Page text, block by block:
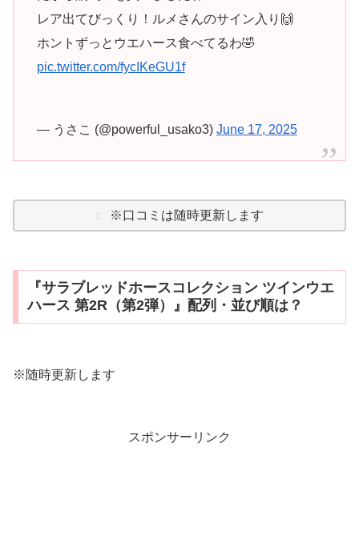
レア出てびっくり！ルメさんのサイン入り🙌
ホントずっとウエハース食べてるわ🤣
pic.twitter.com/fycIKeGU1f
— うさこ (@powerful_usako3) June 17, 2025
※口コミは随時更新します
『サラブレッドホースコレクション ツインウエ
ハース 第2R（第2弾）』配列・並び順は？
※随時更新します
スポンサーリンク